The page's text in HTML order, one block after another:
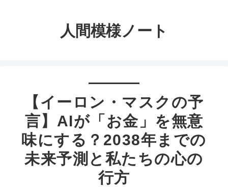
人間模様ノート
【イーロン・マスクの予
言】AIが「お金」を無意
味にする？2038年までの
未来予測と私たちの心の
行方